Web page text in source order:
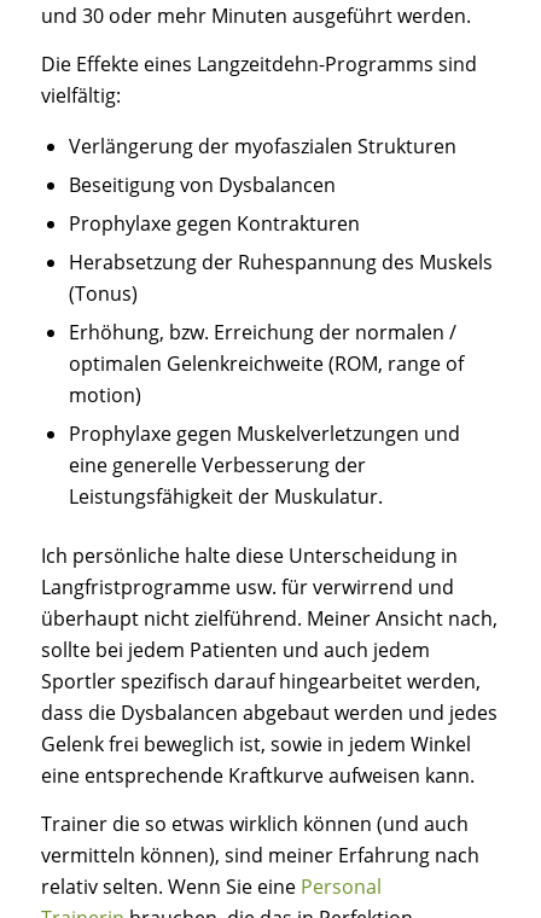
und 30 oder mehr Minuten ausgeführt werden.
Die Effekte eines Langzeitdehn-Programms sind
vielfältig:
Verlängerung der myofaszialen Strukturen
Beseitigung von Dysbalancen
Prophylaxe gegen Kontrakturen
Herabsetzung der Ruhespannung des Muskels
(Tonus)
Erhöhung, bzw. Erreichung der normalen /
optimalen Gelenkreichweite (ROM, range of
motion)
Prophylaxe gegen Muskelverletzungen und
eine generelle Verbesserung der
Leistungsfähigkeit der Muskulatur.
Ich persönliche halte diese Unterscheidung in
Langfristprogramme usw. für verwirrend und
überhaupt nicht zielführend. Meiner Ansicht nach,
sollte bei jedem Patienten und auch jedem
Sportler spezifisch darauf hingearbeitet werden,
dass die Dysbalancen abgebaut werden und jedes
Gelenk frei beweglich ist, sowie in jedem Winkel
eine entsprechende Kraftkurve aufweisen kann.
Trainer die so etwas wirklich können (und auch
vermitteln können), sind meiner Erfahrung nach
relativ selten. Wenn Sie eine Personal